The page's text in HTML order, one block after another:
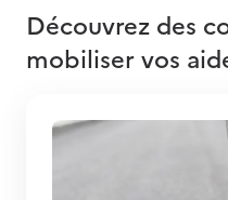
Découvrez des
mobiliser vos